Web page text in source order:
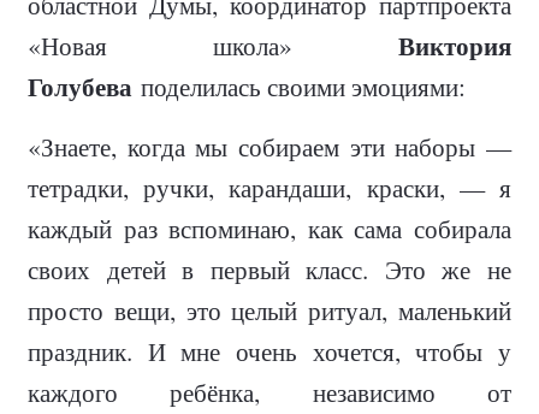
«Новая школа» Виктория
Голубева поделилась своими эмоциями:
«Знаете, когда мы собираем эти наборы —
тетрадки, ручки, карандаши, краски, — я
каждый раз вспоминаю, как сама собирала
своих детей в первый класс. Это же не
просто вещи, это целый ритуал, маленький
праздник. И мне очень хочется, чтобы у
каждого ребёнка, независимо от